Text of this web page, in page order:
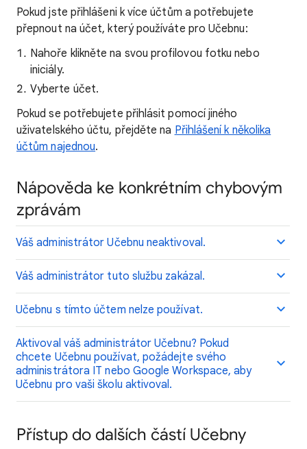
Pokud jste přihlášeni k více účtům a potřebujete
přepnout na účet, který používáte pro Učebnu:
Nahoře klikněte na svou profilovou fotku nebo
iniciály.
Vyberte účet.
Pokud se potřebujete přihlásit pomocí jiného
uživatelského účtu, přejděte na Přihlášení k několika
účtům najednou.
Nápověda ke konkrétním chybovým
zprávám
Váš administrátor Učebnu neaktivoval.
Váš administrátor tuto službu zakázal.
Učebnu s tímto účtem nelze používat.
Aktivoval váš administrátor Učebnu? Pokud
chcete Učebnu používat, požádejte svého
administrátora IT nebo Google Workspace, aby
Učebnu pro vaši školu aktivoval.
Přístup do dalších částí Učebny